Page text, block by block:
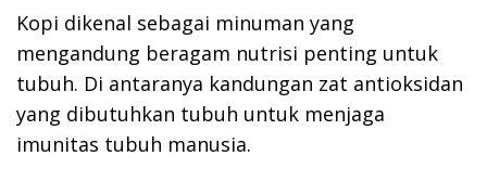
Kopi dikenal sebagai minuman yang
mengandung beragam nutrisi penting untuk
tubuh. Di antaranya kandungan zat antioksidan
yang dibutuhkan tubuh untuk menjaga
imunitas tubuh manusia.